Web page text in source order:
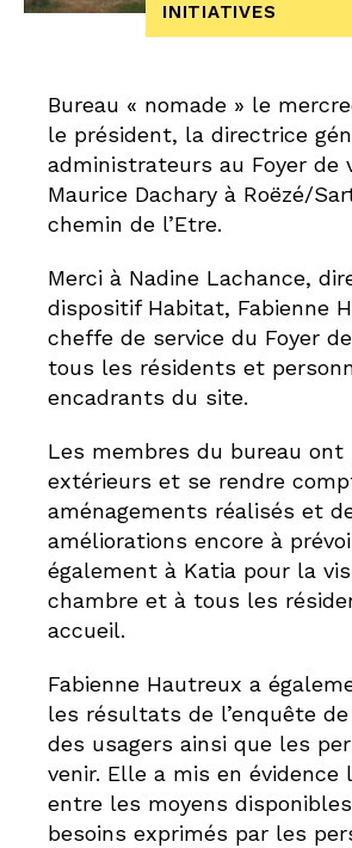
INITIATIVES
Bureau « nomade » le
le président, la directrice
administrateurs au Foyer de
Maurice Dachary à Roëzé/
chemin de l’Etre.
Merci à Nadine Lachance,
dispositif Habitat, Fabienne
cheffe de service du Foyer
tous les résidents et
encadrants du site.
Les membres du bureau
extérieurs et se rendre
aménagements réalisés et
améliorations encore à
également à Katia pour la
chambre et à tous les
accueil.
Fabienne Hautreux a
les résultats de l’enquête
des usagers ainsi que les
venir. Elle a mis en évidence
entre les moyens
besoins exprimés par les